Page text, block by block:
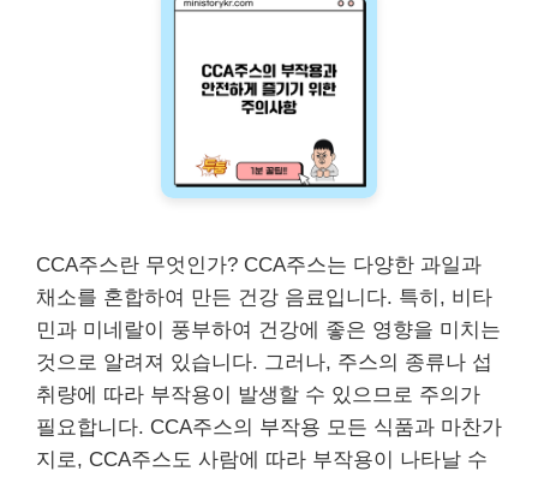
CCA주스란 무엇인가? CCA주스는 다양한 과일과
채소를 혼합하여 만든 건강 음료입니다. 특히, 비타
민과 미네랄이 풍부하여 건강에 좋은 영향을 미치는
것으로 알려져 있습니다. 그러나, 주스의 종류나 섭
취량에 따라 부작용이 발생할 수 있으므로 주의가
필요합니다. CCA주스의 부작용 모든 식품과 마찬가
지로, CCA주스도 사람에 따라 부작용이 나타날 수